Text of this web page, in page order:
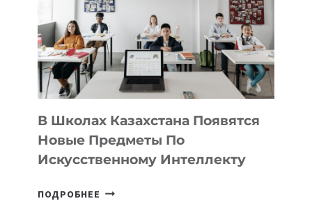
BY
MOST
—
МЕЖДУНАРОДНУЮ
ПРОГРАММУ
ДЛЯ
ТЕХНОЛОГИЧЕСКИХ
В Школах Казахстана Появятся
Новые Предметы По
Искусственному Интеллекту
ПОДРОБНЕЕ В